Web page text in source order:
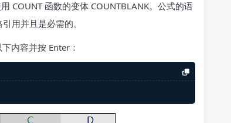
COUNT 函数的变体 COUNTBLANK。公式的语
用并且是必需的。
内容并按 Enter：